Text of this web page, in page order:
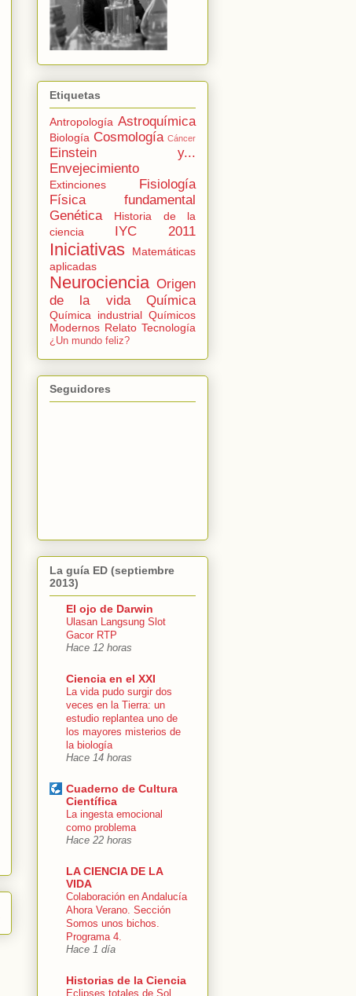
Etiquetas
Antropología Astroquímica
Biología Cosmología Cáncer
Einstein y...
Envejecimiento
Extinciones
Fisiología
Física fundamental
Genética
Historia de la
ciencia
IYC 2011
Iniciativas
Matemáticas
aplicadas
Neurociencia Origen
de la vida
Química
Química industrial Químicos
Modernos Relato Tecnología
¿Un mundo feliz?
Seguidores
La guía ED (septiembre
2013)
El ojo de Darwin
Ulasan Langsung Slot
Gacor RTP
Hace 12 horas
Ciencia en el XXI
La vida pudo surgir dos
veces en la Tierra: un
estudio replantea uno de
los mayores misterios de
la biología
Hace 14 horas
Cuaderno de Cultura
Científica
La ingesta emocional
como problema
Hace 22 horas
LA CIENCIA DE LA
VIDA
Colaboración en Andalucía
Ahora Verano. Sección
Somos unos bichos.
Programa 4.
Hace 1 día
Historias de la Ciencia
Eclipses totales de Sol